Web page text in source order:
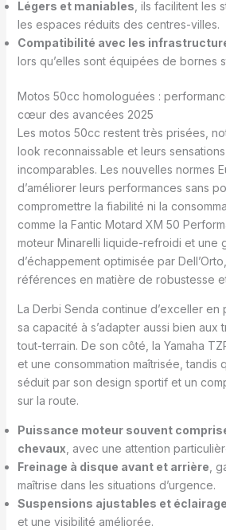
Légers et maniables , ils facilitent les
les espaces réduits des centres-villes.
Compatibilité avec les
lors qu’elles sont équipées de bornes
Motos 50cc homologuées :
cœur des avancées 2025
Les motos 50cc restent très prisées,
look reconnaissable et leurs
incomparables. Les nouvelles normes
d’améliorer leurs performances sans
compromettre la fiabilité ni la
comme la Fantic Motard XM 50
moteur Minarelli liquide-refroidi et une
d’échappement optimisée par
références en matière de robustesse
La Derbi Senda continue d’exceller
sa capacité à s’adapter aussi bien aux
tout-terrain. De son côté, la Yamaha
et une consommation maîtrisée, tandis
séduit par son design sportif et un
sur la route.
Puissance moteur souvent
chevaux , avec une attention
Freinage à disque avant et arrière ,
maîtrise dans les situations d’urgence.
Suspensions ajustables et éclairage
et une visibilité améliorée.